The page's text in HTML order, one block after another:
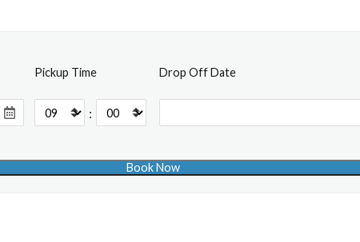
Pickup Time
:
Drop Off Date